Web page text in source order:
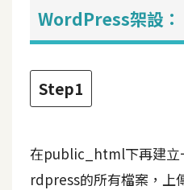
i
p
t
U
U
X
WordPress架設：
Step1
在public_html下再建立
rdpress的所有檔案，上